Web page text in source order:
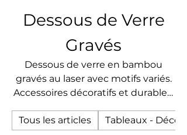
Dessous de Verre
Gravés
Dessous de verre en bambou
gravés au laser avec motifs variés.
Accessoires décoratifs et durables,
tout en apportant une touche
Tous les articles Tableaux -